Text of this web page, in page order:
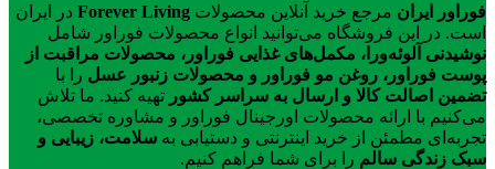
فوراور ایران مرجع خرید آنلاین محصولات Forever Living در ایران
است. در این فروشگاه می‌توانید انواع محصولات فوراور شامل
نوشیدنی آلوئه‌ورا، مکمل‌های غذایی فوراور، محصولات مراقبت از
پوست فوراور، روغن مو فوراور و محصولات زنبور عسل را با
تضمین اصالت کالا و ارسال به سراسر کشور تهیه کنید. ما تلاش
می‌کنیم با ارائه محصولات اورجینال فوراور و مشاوره تخصصی،
تجربه‌ای مطمئن از خرید اینترنتی و دستیابی به سلامت، زیبایی و
سبک زندگی سالم را برای شما فراهم کنیم.